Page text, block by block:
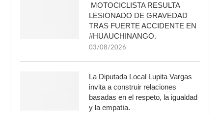
MOTOCICLISTA RESULTA
LESIONADO DE GRAVEDAD
TRAS FUERTE ACCIDENTE EN
#HUAUCHINANGO.
03/08/2026
La Diputada Local Lupita Vargas
invita a construir relaciones
basadas en el respeto, la igualdad
y la empatía.